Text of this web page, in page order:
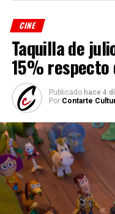
CINE
Taquilla de
15% respecto
Publicado hace 4
Por Contarte